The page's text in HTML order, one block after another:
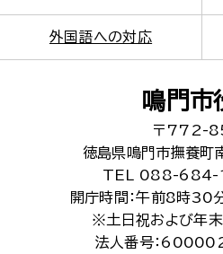
外国語への対応
鳴門市
〒772-
徳島県鳴門市撫養
TEL 088-684-
開庁時間：午前8時30
※土日祝および年
法人番号：